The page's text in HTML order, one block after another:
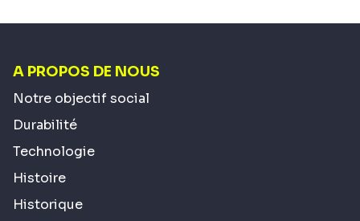
A PROPOS DE NOUS
Notre objectif social
Durabilité
Technologie
Histoire
Historique